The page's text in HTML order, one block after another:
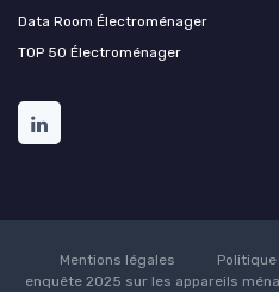
Data Room Électroménager
TOP 50 Électroménager
Mentions légales
enquête 2025 sur les appareils